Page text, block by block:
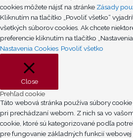
e
b
o
o
k
k
e
i
n
t
u
e
t
i
y
cookies môžete nájsť na stránke Zásady
Kliknutím na tlačítko „Povoliť všetko“
všetkých súborov cookies. Ak chcete
preferencie kliknutím na tlačítko
Nastavenia Cookies Povoliť všetko
Close
Prehľad cookie
Táto webová stránka používa súbory
pri prechádzaní webom. Z nich sa vo
cookie, ktoré sú kategorizované podľa
pre fungovanie základných funkcií webovej